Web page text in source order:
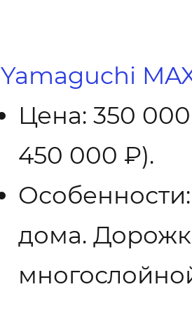
Yamaguchi
Цена: 350
450 000 ₽).
дома.